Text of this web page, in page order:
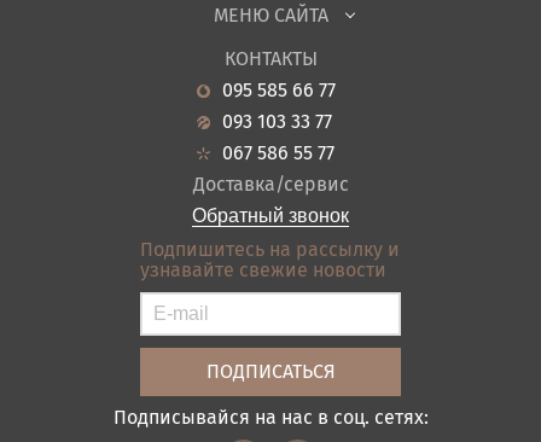
Садовая мебель
Гостиная
Кухня
Прихожие
Ванная
Акции
МЕНЮ САЙТА
О нас
Новости
Гарантия
Кредит
Оплата и доставка
Отзывы
Контакты
Карта сайта
Условия покупки
КОНТАКТЫ
095 585 66 77
093 103 33 77
067 586 55 77
Доставка/сервис
Обратный звонок
Подпишитесь на рассылку и
узнавайте свежие новости
Подписывайся на нас в соц. сетях: